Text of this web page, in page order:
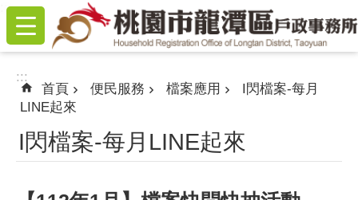
跳到主要內容區塊
:::
:::
首頁 便民服務 檔案應用
I閃檔案-每月
LINE起來
I閃檔案-每月LINE起來